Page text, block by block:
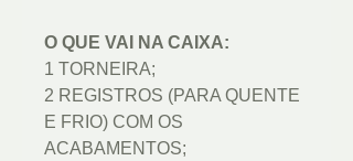
O QUE VAI NA CAIXA:
1 TORNEIRA;
2 REGISTROS (PARA QUENTE
E FRIO) COM OS
ACABAMENTOS;